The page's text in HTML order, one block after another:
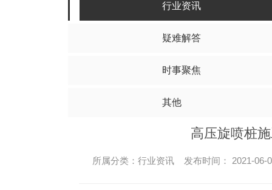
行业资讯
疑难解答
时事聚焦
其他
高压旋喷桩
所属分类：行业资讯 发布时间： 2021-